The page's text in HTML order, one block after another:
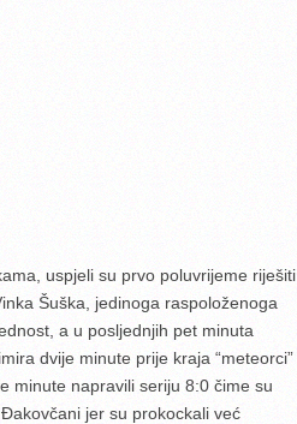
uspjeli su prvo poluvrijeme riješiti
Šuška, jedinoga raspoloženoga
a u posljednjih pet minuta
dvije minute prije kraja “meteorci”
minute napravili seriju 8:0 čime su
jer su prokockali već